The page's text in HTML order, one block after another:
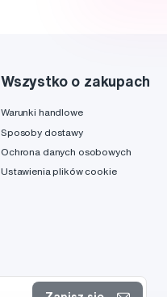
Wszystko o zakupach
Warunki handlowe
Sposoby dostawy
Ochrona danych osobowych
Ustawienia plików cookie